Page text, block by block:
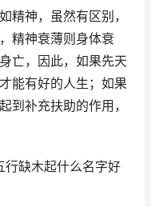
精神，虽然有区别，
精神衰薄则身体衰
亡，因此，如果先天
能有好的人生；如果
到补充扶助的作用，
缺木起什么名字好